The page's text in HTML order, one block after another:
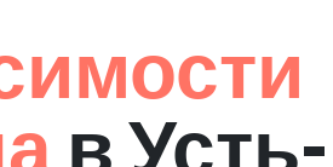
в Усть-